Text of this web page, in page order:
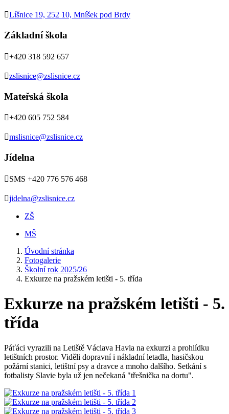
Líšnice 19, 252 10, Mníšek pod Brdy
Základní škola
+420 318 592 657
zslisnice@zslisnice.cz
Mateřská škola
+420 605 752 584
mslisnice@zslisnice.cz
Jídelna
SMS +420 776 576 468
jidelna@zslisnice.cz
ZŠ
MŠ
Úvodní stránka
Fotogalerie
Školní rok 2025/26
Exkurze na pražském letišti - 5. třída
Exkurze na pražském letišti - 5.
třída
Páťáci vyrazili na Letiště Václava Havla na exkurzi a prohlídku
letištních prostor. Viděli dopravní i nákladní letadla, hasičskou
požární stanici, letištní psy a dravce a mnoho dalšího. Setkání s
fotbalisty Slavie byla už jen nečekaná "třešnička na dortu".